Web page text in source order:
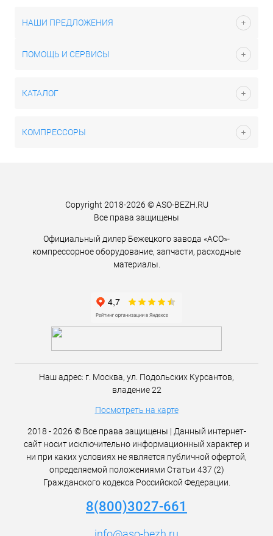
НАШИ ПРЕДЛОЖЕНИЯ
ПОМОЩЬ И СЕРВИСЫ
КАТАЛОГ
КОМПРЕССОРЫ
Copyright 2018-2026 © ASO-BEZH.RU
Все права защищены
Официальный дилер Бежецкого завода «АСО»-
компрессорное оборудование, запчасти, расходные
материалы.
Наш адрес: г. Москва, ул. Подольских Курсантов,
владение 22
Посмотреть на карте
2018 - 2026 © Все права защищены | Данный интернет-
сайт носит исключительно информационный характер и
ни при каких условиях не является публичной офертой,
определяемой положениями Статьи 437 (2)
Гражданского кодекса Российской Федерации.
8(800)3027-661